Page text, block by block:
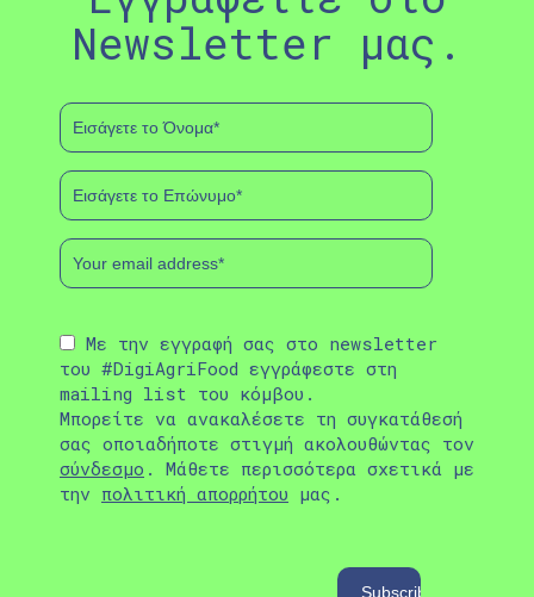
Newsletter μας.
Με την εγγραφή σας στο newsletter
του #DigiAgriFood εγγράφεστε στη
mailing list του κόμβου.
Μπορείτε να ανακαλέσετε τη συγκατάθεσή
σας οποιαδήποτε στιγμή ακολουθώντας τον
σύνδεσμο . Μάθετε περισσότερα σχετικά με
την πολιτική απορρήτου μας.